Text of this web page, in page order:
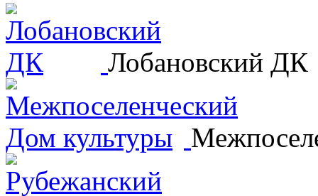
Лобановский ДК